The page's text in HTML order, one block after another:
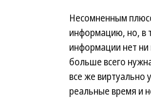
Несомненным
информацию, но, в
информации нет ни
больше всего
все же виртуально
реальные время и